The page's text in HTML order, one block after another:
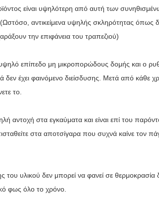
είναι υψηλότερη από αυτή των
αντικείμενα υψηλής σκληρότητας όπως
την επιφάνεια του τραπεζιού)
επίπεδο μη μικροπορώδους δομής και ο
δεν έχει φαινόμενο διείσδυσης. Μετά από κάθε
το.
αντοχή στα εγκαύματα και είναι επί του
στα αποτσίγαρα που συχνά καίνε τον
του υλικού δεν μπορεί να φανεί σε
φως όλο το χρόνο.